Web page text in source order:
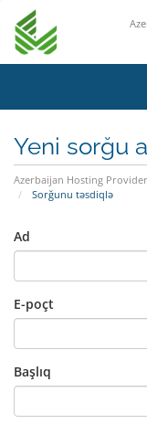
Yeni sorğu
Azerbaijan Hosting Provider
Sorğunu təsdiqlə
Ad
E-poçt
Başlıq